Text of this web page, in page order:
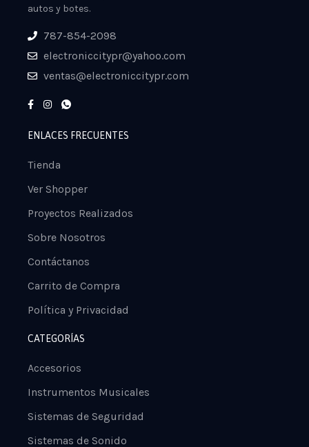
autos y botes.
787-854-2098
electroniccitypr@yahoo.com
ventas@electroniccitypr.com
ENLACES FRECUENTES
Tienda
Ver Shopper
Proyectos Realizados
Sobre Nosotros
Contáctanos
Carrito de Compra
Política y Privacidad
CATEGORÍAS
Accesorios
Instrumentos Musicales
Sistemas de Seguridad
Sistemas de Sonido